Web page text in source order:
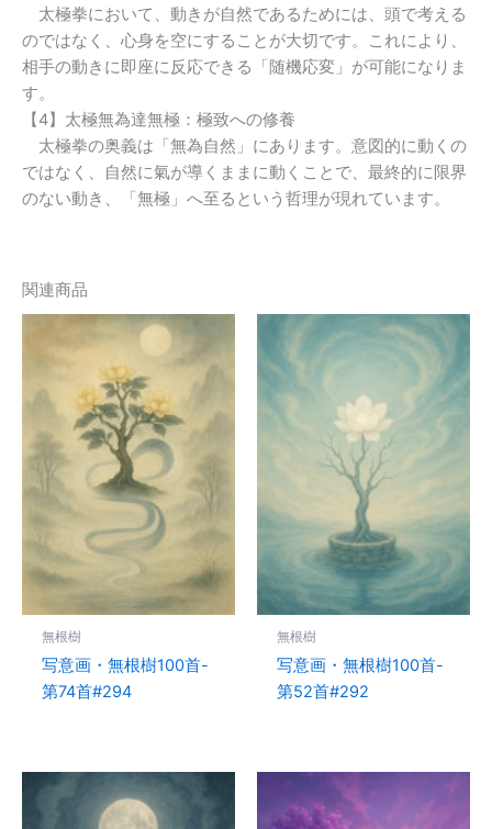
太極拳において、動きが自然であるためには、頭で考える
のではなく、心身を空にすることが大切です。これにより、
相手の動きに即座に反応できる「随機応変」が可能になりま
す。
【4】太極無為達無極：極致への修養
太極拳の奥義は「無為自然」にあります。意図的に動くの
ではなく、自然に氣が導くままに動くことで、最終的に限界
のない動き、「無極」へ至るという哲理が現れています。
関連商品
無根樹
写意画・無根樹100首-
第74首#294
無根樹
写意画・無根樹100首-
第52首#292